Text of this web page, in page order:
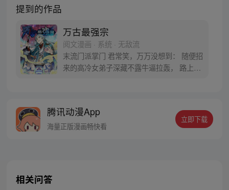
提到的作品
万古最强宗
阅文漫画 · 系统 · 无敌流
末流门派掌门 君常笑，万万没想到： 随便招
来的高冷女弟子深藏不露牛逼拉轰， 路上闭
苍要我末流门派逆天，挡不住啊
腾讯动漫App
海量正版漫画畅快看
立即下载
相关问答